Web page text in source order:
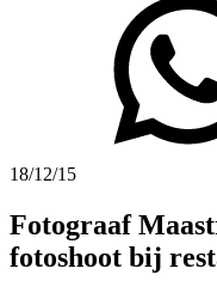
18/12/15
Fotograaf
fotoshoot bij